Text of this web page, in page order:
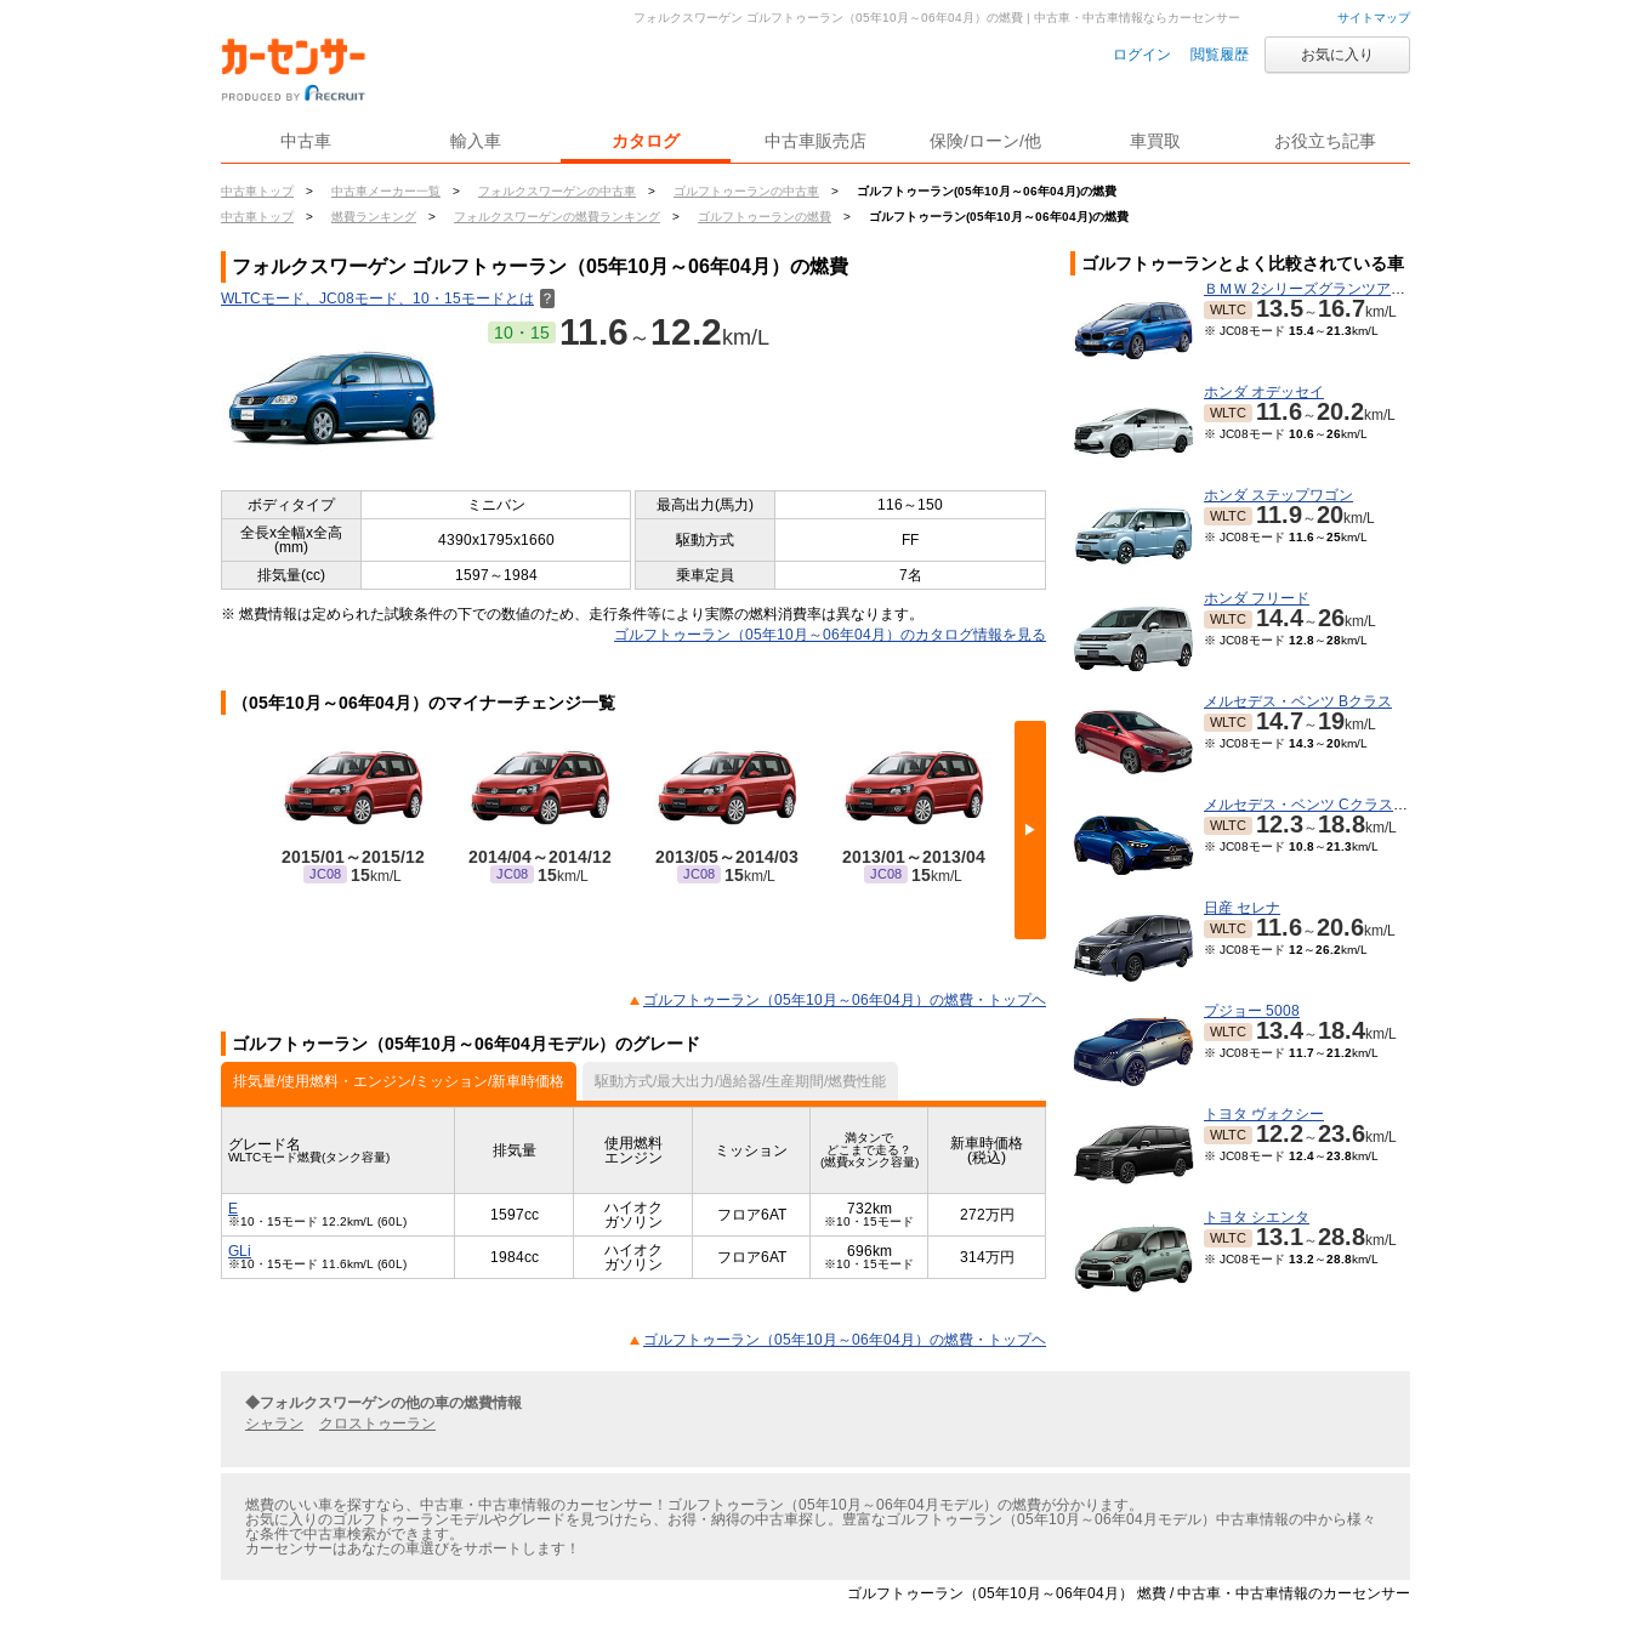
サイトマップ
ログイン 閲覧履歴 お気に入り
中古車 輸入車 カタログ 中古車販売店 保険/ローン/他 車買取 お役立ち記事
中古車トップ > 中古車メーカー一覧 > フォルクスワーゲンの中古車 > ゴルフトゥーランの中古車 >
ゴルフトゥーラン(05年10月～06年04月)の燃費
中古車トップ
> 燃費ランキング > フォルクスワーゲンの燃費ランキング > ゴルフトゥーランの燃費 > ゴルフトゥーラン(05年10月～06年04月)の燃費
フォルクスワーゲン ゴルフトゥーラン（05年10月～06年04月）の燃費 | 中古車・中古車情報ならカーセンサー
フォルクスワーゲン ゴルフトゥーラン（05年10月～06年04月）の燃費
WLTCモード、JC08モード、10・15モードとは ？
10・15 11.6 ～ 12.2km/L
ボディタイプ ミニバン 最高出力(馬力)
116～150
全長x全幅x全高
(mm)
4390x1795x1660 駆動方式 FF
排気量(cc) 1597～1984 乗車定員 7名
※ 燃費情報は定められた試験条件の下での数値のため、走行条件等により実際の燃料消費率は異なります。
ゴルフトゥーラン（05年10月～06年04月）のカタログ情報を見る
（05年10月～06年04月）のマイナーチェンジ一覧
▶
2015/01～2015/12
JC08 15km/L
2014/04～2014/12
JC08 15km/L
2013/05～2014/03
JC08 15km/L
2013/01～2013/04
JC08 15km/L
2012/07～2012/12
14.6km/L
2011/01～2012/06
ゴルフトゥーラン（05年10月～06年04月）の燃費・トップヘ
ゴルフトゥーラン（05年10月～06年04月モデル）のグレード
排気量/使用燃料・エンジン/ミッション/新車時価格 駆動方式/最大出力/過給器/生産期間/燃費性能
グレード名
WLTCモード燃費(タンク容量) 排気量
使用燃料
エンジン
ミッション
満タンで
どこまで走る？
(燃費xタンク容量)
新車時価格
(税込)
E
※10・15モード 12.2km/L (60L) 1597cc
ハイオク
ガソリン
フロア6AT 732km
※10・15モード 272万円
GLi
※10・15モード 11.6km/L (60L) 1984cc
ハイオク
ガソリン
フロア6AT 696km
※10・15モード 314万円
ゴルフトゥーラン（05年10月～06年04月）の燃費・トップヘ
ゴルフトゥーランとよく比較されている車
ＢＭＷ 2シリーズグランツアラー
WLTC 13.5～ 16.7km/L
※ JC08モード 15.4～21.3km/L
ホンダ オデッセイ
WLTC 11.6～20.2km/L
※ JC08モード 10.6～26km/L
ホンダ ステップワゴン
WLTC 11.9～20km/L
※ JC08モード 11.6～25km/L
ホンダ フリード
WLTC 14.4～26km/L
※ JC08モード 12.8～28km/L
メルセデス・ベンツ Bクラス
WLTC 14.7～ 19km/L
※ JC08モード 14.3～20km/L
メルセデス・ベンツ Cクラスワゴン
WLTC 12.3～ 18.8km/L
※ JC08モード 10.8～21.3km/L
日産 セレナ
WLTC 11.6～20.6km/L
※ JC08モード 12 ～26.2km/L
プジョー 5008
WLTC 13.4～ 18.4km/L
※ JC08モード 11.7～21.2km/L
トヨタ ヴォクシー
WLTC 12.2～23.6km/L
※ JC08モード 12.4～23.8km/L
トヨタ シエンタ
WLTC 13.1～28.8km/L
※ JC08モード 13.2 ～28.8km/L
◆フォルクスワーゲンの他の車の燃費情報
シャラン
クロストゥーラン
燃費のいい車を探すなら、中古車・中古車情報のカーセンサー！ゴルフトゥーラン（05年10月～06年04月モデル）の燃費が分かります。
お気に入りのゴルフトゥーランモデルやグレードを見つけたら、お得・納得の中古車探し。豊富なゴルフトゥーラン（05年10月～06年04月モデル）中古車情報の中から様々
な条件で中古車検索ができます。
カーセンサーはあなたの車選びをサポートします！
ゴルフトゥーラン（05年10月～06年04月） 燃費 / 中古車・中古車情報のカーセンサー